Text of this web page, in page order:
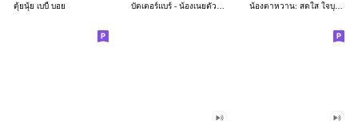
ตุ้ยนุ้ย เบบี้ บอย น้องตาหวาน: สดใส ใจบุญ (สีพาสเทล)